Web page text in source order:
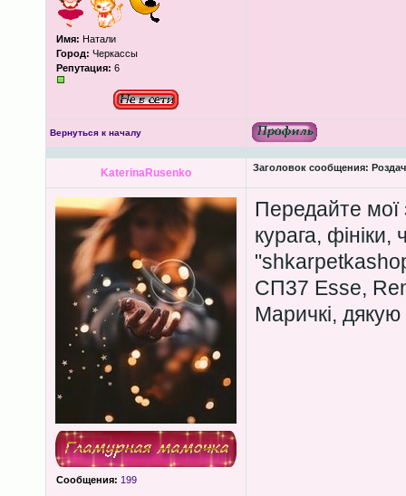
Имя: Натали
Город: Черкассы
Репутация: 6
Вернуться к началу
KaterinaRusenko Заголовок сообщения:
Сообщения: 199
Передайте
курага,
СП37 Esse,
Маричкі, дякую